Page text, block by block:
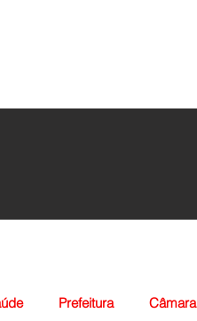
Prefeitura Câmara